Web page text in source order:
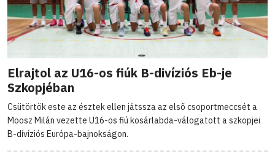
Elrajtol az U16-os fiúk B-divíziós Eb-je
Szkopjéban
Csütörtök este az észtek ellen játssza az első csoportmeccsét a
Moosz Milán vezette U16-os fiú kosárlabda-válogatott a szkopjei
B-dívíziós Európa-bajnokságon.